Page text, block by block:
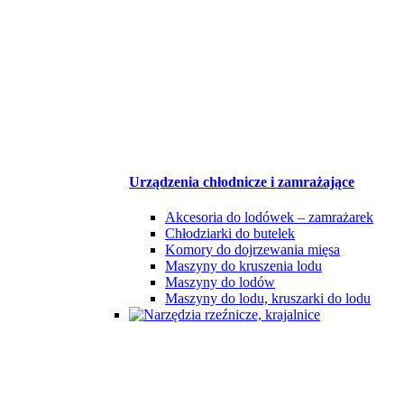
Urządzenia chłodnicze i zamrażające
Akcesoria do lodówek – zamrażarek
Chłodziarki do butelek
Komory do dojrzewania mięsa
Maszyny do kruszenia lodu
Maszyny do lodów
Maszyny do lodu, kruszarki do lodu